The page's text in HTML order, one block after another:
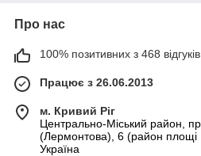
Про нас
100% позитивних з 468 відгуків
Працює з 26.06.2013
м. Кривий Ріг
Центрально-Міський район,
(Лермонтова), 6 (район площі
Україна